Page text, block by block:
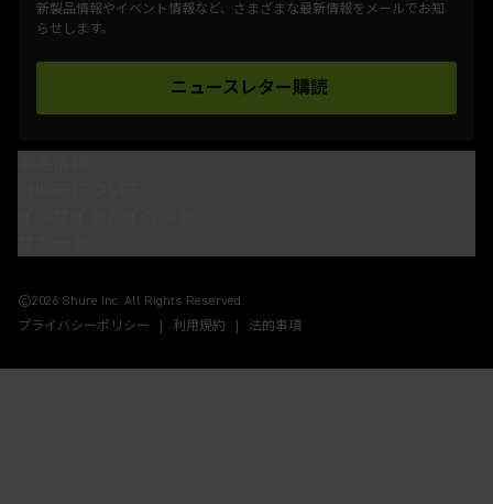
新製品情報やイベント情報など、さまざまな最新情報をメールでお知
らせします。
ニュースレター購読
(Opens in a new tab)
©2026 Shure Inc. All Rights Reserved.
プライバシーポリシー
利用規約 法的事項